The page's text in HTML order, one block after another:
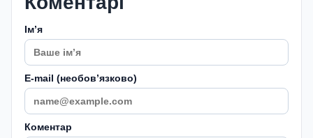
Імʼя
E-mail (необовʼязково)
Коментар